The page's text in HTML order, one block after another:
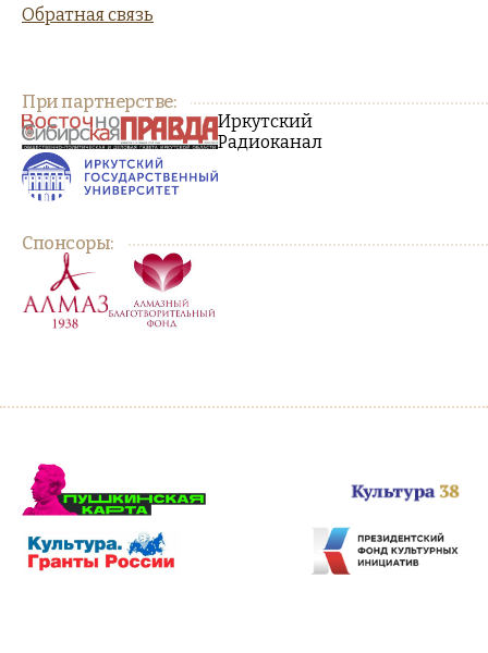
Обратная связь
При партнерстве:
Иркутский
Радиоканал
Спонсоры: